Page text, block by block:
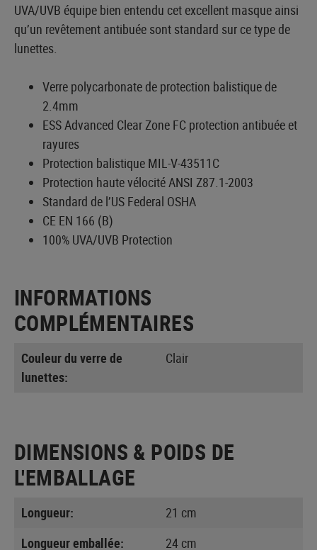
UVA/UVB équipe bien entendu cet excellent masque ainsi
qu’un revêtement antibuée sont standard sur ce type de
lunettes.
Verre polycarbonate de protection balistique de
2.4mm
ESS Advanced Clear Zone FC protection antibuée et
rayures
Protection balistique MIL-V-43511C
Protection haute vélocité ANSI Z87.1-2003
Standard de l’US Federal OSHA
CE EN 166 (B)
100% UVA/UVB Protection
INFORMATIONS
COMPLÉMENTAIRES
Couleur du verre de
lunettes:
Clair
DIMENSIONS & POIDS DE
L'EMBALLAGE
Longueur:
21 cm
Longueur emballée:
24 cm